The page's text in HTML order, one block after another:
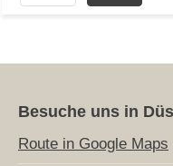
Besuche uns in
Route in Google Maps